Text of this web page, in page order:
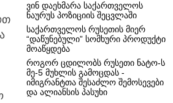
ვინ დაეხმარა საქართველოს
ნაურუს პოზიციის შეცვლაში
საქართველოს რუსეთის მიერ
“დაწუნებული” სომხური პროდუქტი
მოაწყდება
როგორ ცდილობს რუსეთი ნატო-ს
მე-5 მუხლის გამოცდას -
იმიგრანტთა შესაძლო შემოსევები
და ალიანსის პასუხი